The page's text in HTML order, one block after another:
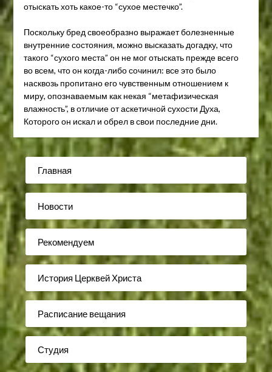
отыскать хоть какое-то “сухое местечко”.
Поскольку бред своеобразно выражает болезненные
внутренние состояния, можно высказать догадку, что
такого “сухого места” он не мог отыскать прежде всего
во всем, что он когда-либо сочинил: все это было
насквозь пропитано его чувственным отношением к
миру, опознаваемым как некая “метафизическая
влажность”, в отличие от аскетичной сухости Духа,
Которого он искал и обрел в свои последние дни.
Главная
Новости
Рекомендуем
История Церквей Христа
Расписание вещания
Студия